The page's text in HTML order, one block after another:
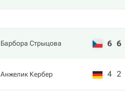
Барбора Стрыцова 6 6
Анжелик Кербер 4 2